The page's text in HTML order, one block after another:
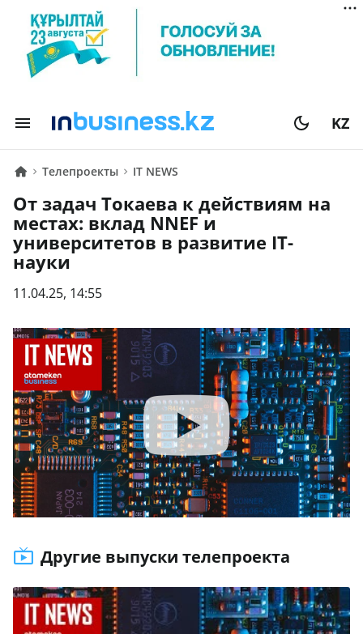
KZ
Телепроекты IТ NEWS
От задач Токаева к действиям на
местах: вклад NNEF и
университетов в развитие IT-
науки
11.04.25, 14:55
Другие выпуски телепроекта